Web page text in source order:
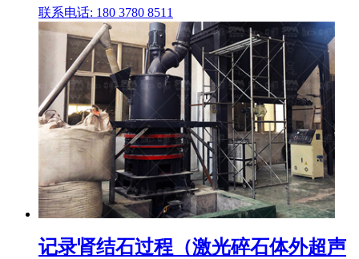
联系电话: 180 3780 8511
记录肾结石过程（激光碎石体外超声